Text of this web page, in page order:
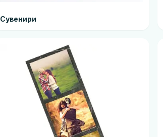
Сувенири